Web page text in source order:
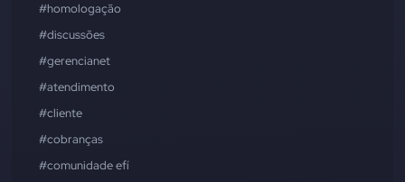
#homologação
#discussões
#gerencianet
#atendimento
#cliente
#cobranças
#comunidade efí